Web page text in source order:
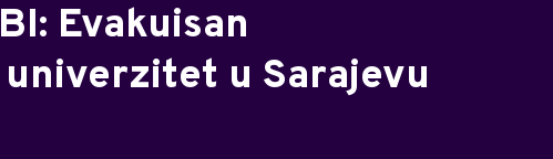
Evakuisan
u Sarajevu